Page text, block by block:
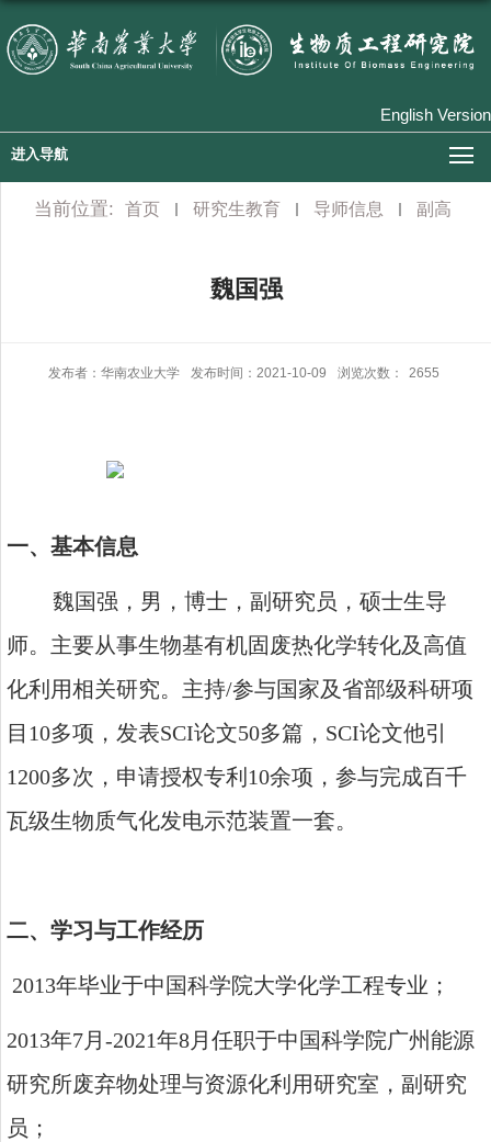
English Version
进入导航
当前位置: 首页 研究生教育 导师信息 副高
魏国强
发布者：华南农业大学 发布时间：2021-10-09 浏览次数： 2655
一、基本信息
魏国强，男，博士，副研究员，硕士生导
师。主要从事生物基有机固废热化学转化及高值
化利用相关研究。主持/参与国家及省部级科研项
目 10多项，发表SCI论文50多篇， SCI论文他引
1200多次，申请授权专利 10余项，参与完成百千
瓦级生物质气化发电示范装置一套。
二、学习与工作经历
2013年毕业于中国科学院大学化学工程专业；
2013年7月 -2021年8月任职于中国科学院广州能源
研究所废弃物处理与资源化利用研究室，副研究
员；